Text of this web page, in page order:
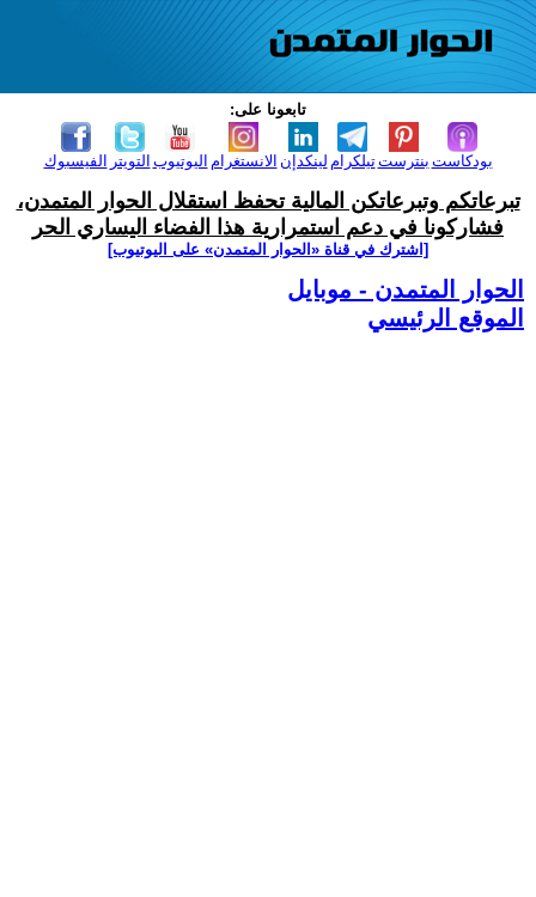
تابعونا على:
الفيسبوك التويتر اليوتيوب الانستغرام لينكدإن تيلكرامبنترست بودكاست
تبرعاتكم وتبرعاتكن المالية تحفظ استقلال الحوار المتمدن،
فشاركونا في دعم استمرارية هذا الفضاء اليساري الحر
[اشترك في قناة ‫«الحوار المتمدن» على اليوتيوب]
الحوار المتمدن - موبايل
الموقع الرئيسي